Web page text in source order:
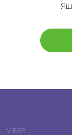
VIBER